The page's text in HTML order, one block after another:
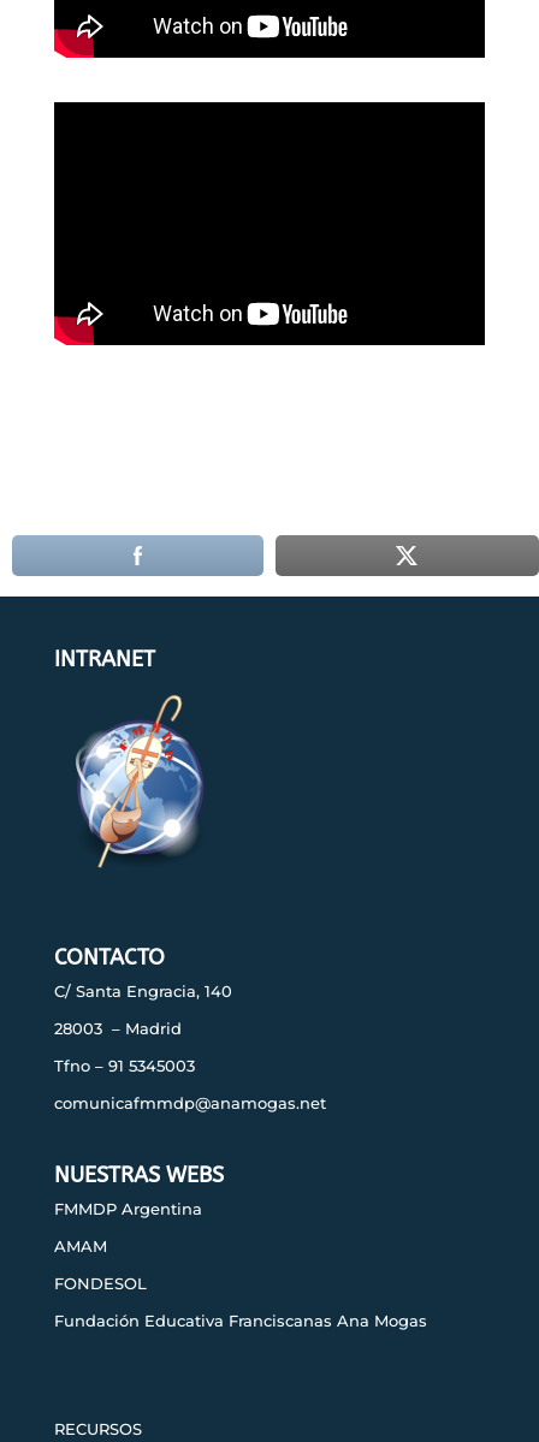
INTRANET
CONTACTO
C/ Santa Engracia, 140
28003 – Madrid
Tfno – 91 5345003
comunicafmmdp@anamogas.net
NUESTRAS WEBS
FMMDP Argentina
AMAM
FONDESOL
Fundación Educativa Franciscanas Ana Mogas
RECURSOS